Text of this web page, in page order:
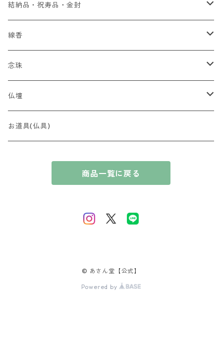
結納品・祝寿品・金封
結納品
線香
贈り物
贈答用 ~5,000円
贈答用 ~7,000円
最高峰 時代（とき）の香
香木
摩黎（まれい）
淡紅梅（たんこうばい）
風情の香（ふぜいのかおり）
念珠
全宗派対応（略式）女性向け
全宗派対応（略式）男性向け
仏壇
コンパクト
お道具(仏具)
商品一覧に戻る
© あさん堂【公式】
Powered by